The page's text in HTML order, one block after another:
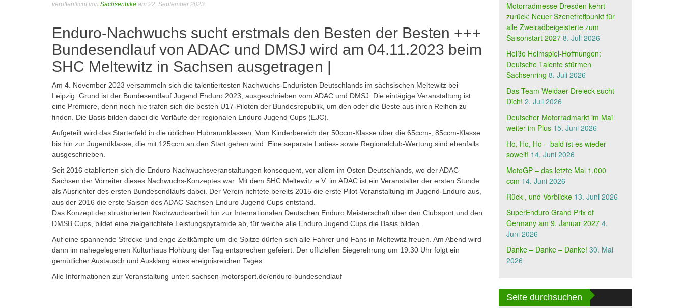
veröffentlicht von Sachsenbike am 22. September 2023
Enduro-Nachwuchs sucht erstmals den Besten der Besten +++
Bundesendlauf von ADAC und DMSJ wird am 04.11.2023 beim
SHC Meltewitz in Sachsen ausgetragen |
Am 4. November 2023 versammeln sich die talentiertesten Nachwuchs-Enduristen Deutschlands im sächsischen Meltewitz bei
Leipzig. Grund ist der Bundesendlauf Jugend Enduro 2023, ausgeschrieben vom ADAC und DMSJ. Die eintägige Veranstaltung ist
eine Premiere, denn noch nie trafen sich die besten U17-Piloten der Bundesrepublik, um den oder die Beste aus ihren Reihen zu
finden. Die Basis bilden dabei die Vorläufe der regionalen Enduro Jugend Cups (EJC).
Aufgeteilt wird das Starterfeld in die üblichen Hubraumklassen. Vom Kinderbereich der 50ccm-Klasse über die 65ccm-, 85ccm-Klasse
bis hin zur Jugendklasse, die mit 125ccm an den Start gehen wird. Eine separate Ladies- sowie Regionalclub-Wertung sind ebenfalls
ausgeschrieben.
Seit 2016 etablierten sich die Enduro Nachwuchsveranstaltungen konsequent, vor allem im Osten Deutschlands, wo der ADAC
Sachsen der Vorreiter dieses Nachwuchs-Konzeptes war. Mit dem SHC Meltewitz e.V. im ADAC ist ein Veranstalter der ersten Stunde
als Ausrichter des ersten Bundesendlaufs dabei. Der Verein richtete bereits 2015 die erste Pilot-Veranstaltung im Jugend-Enduro aus,
aus der 2016 die erste Saison des ADAC Sachsen Enduro Jugend Cups entstand.
Das Konzept der strukturierten Nachwuchsarbeit hin zur Internationalen Deutschen Enduro Meisterschaft über den Clubsport und den
DMSB Cups, bildet eine zielgerichtete Leistungspyramide ab, für welche alle Enduro Jugend Cups die Basis bilden.
Auf eine spannende Strecke und enge Zeitkämpfe um die Spitze dürfen sich alle Fahrer und Fans in Meltewitz freuen. Am Abend wird
dann im nahegelegenen Kulturhaus Hohburg der Tag entsprechen gefeiert. Der offiziellen Siegerehrung um 19:30 Uhr folgt ein
gemütlicher Austausch und Ausklang eines ereignisreichen Tages.
Alle Informationen zur Veranstaltung unter: sachsen-motorsport.de/enduro-bundesendlauf
Motorradmesse Dresden kehrt
zurück: Neuer Szenetreffpunkt für
alle Zweiradbeigeisterte zum
Saisonstart 2027 8. Juli 2026
Heiße Heimspiel-Hoffnungen:
Deutsche Talente stürmen
Sachsenring 8. Juli 2026
Das Team Weidaer Dreieck sucht
Dich! 2. Juli 2026
Deutscher Motorradmarkt im Mai
weiter im Plus 15. Juni 2026
Ho, Ho, Ho – bald ist es wieder
soweit! 14. Juni 2026
MotoGP – das letzte Mal 1.000
ccm 14. Juni 2026
Rück-, und Vorblicke 13. Juni 2026
SuperEnduro Grand Prix of
Germany am 9. Januar 2027 4.
Juni 2026
Danke – Danke – Danke! 30. Mai
2026
Seite durchsuchen